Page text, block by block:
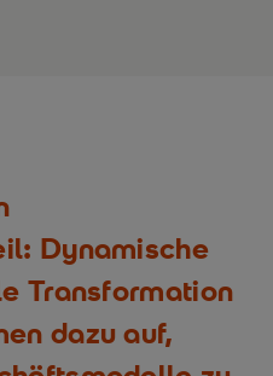
Dynamische
Transformation
dazu auf,